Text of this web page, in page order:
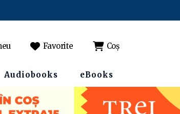
Favorite Coș
Audiobooks eBooks